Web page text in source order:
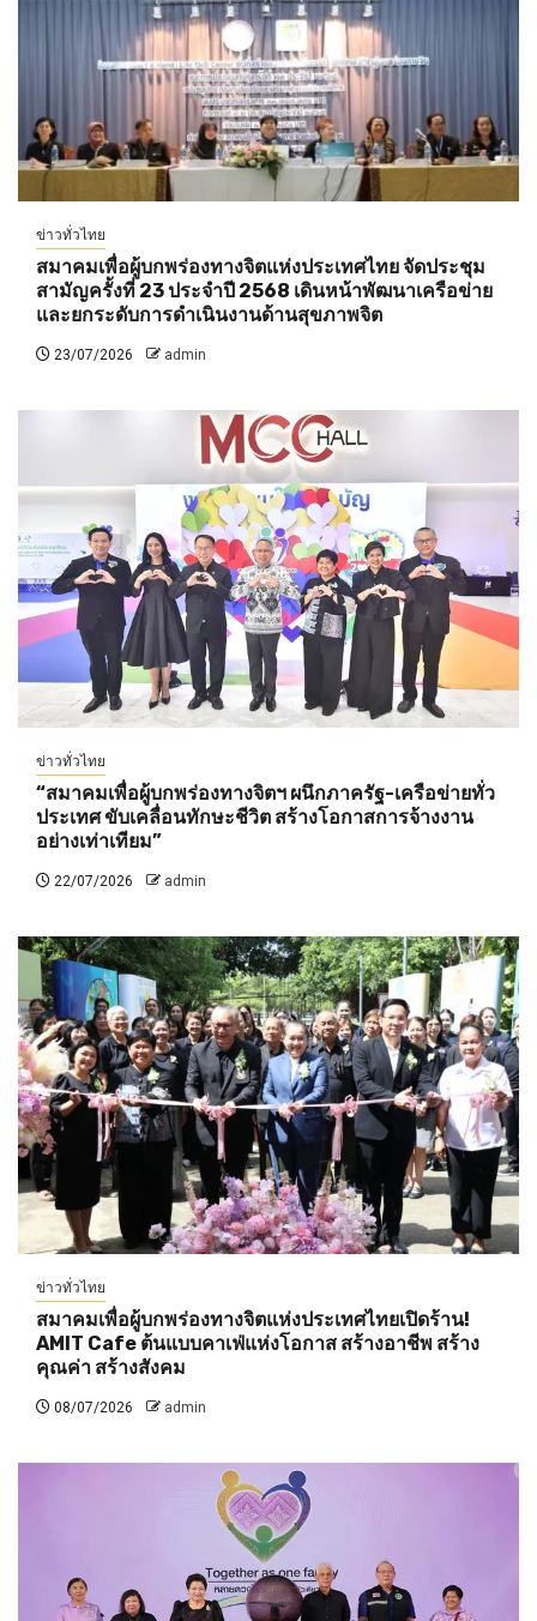
ข่าวทั่วไทย
สมาคมเพื่อผู้บกพร่องทางจิตแห่งประเทศไทย จัดประชุม
สามัญครั้งที่ 23 ประจำปี 2568 เดินหน้าพัฒนาเครือข่าย
และยกระดับการดำเนินงานด้านสุขภาพจิต
23/07/2026 admin
ข่าวทั่วไทย
“สมาคมเพื่อผู้บกพร่องทางจิตฯ ผนึกภาครัฐ-เครือข่ายทั่ว
ประเทศ ขับเคลื่อนทักษะชีวิต สร้างโอกาสการจ้างงาน
อย่างเท่าเทียม”
22/07/2026 admin
ข่าวทั่วไทย
สมาคมเพื่อผู้บกพร่องทางจิตแห่งประเทศไทยเปิดร้าน!
AMIT Cafe ต้นแบบคาเฟ่แห่งโอกาส สร้างอาชีพ สร้าง
คุณค่า สร้างสังคม
08/07/2026 admin